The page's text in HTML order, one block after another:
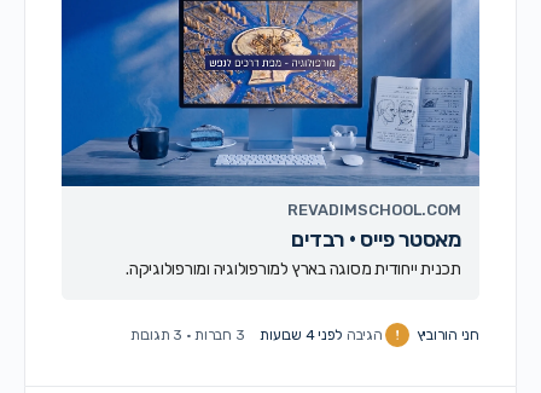
REVADIMSCHOOL.COM
מאסטר פייס · רבדים
תכנית ייחודית מסוגה בארץ למורפולוגיה ומורפולוגיקה.
חני הורוביץ הגיבה לפני 4 שבועות 3 חברות · 3 תגובות